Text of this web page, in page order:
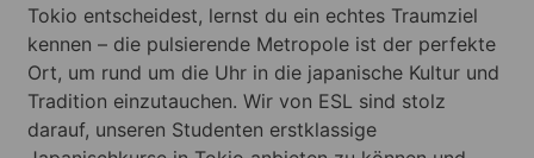
Tokio entscheidest, lernst du ein echtes Traumziel
kennen – die pulsierende Metropole ist der perfekte
Ort, um rund um die Uhr in die japanische Kultur und
Tradition einzutauchen. Wir von ESL sind stolz
darauf, unseren Studenten erstklassige